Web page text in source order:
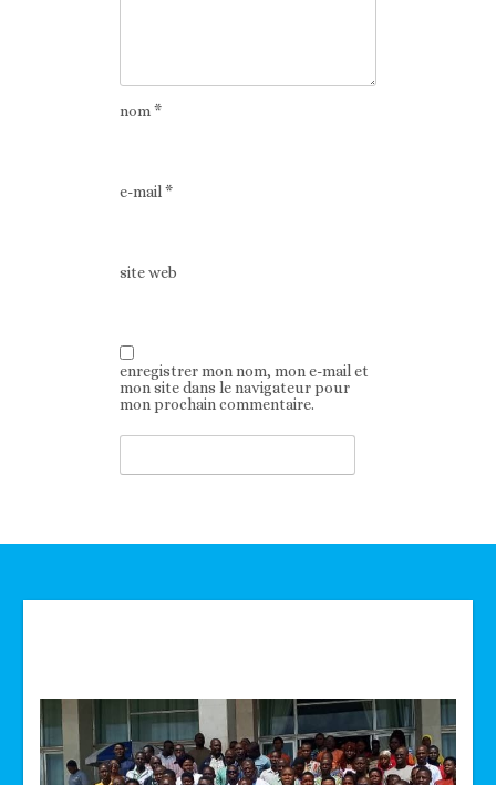
nom*
e-mail*
site web
enregistrer mon nom, mon e-mail et
mon site dans le navigateur pour
mon prochain commentaire.